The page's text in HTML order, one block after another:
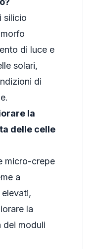
silicio
di luce e
solari,
di
la
delle celle
micro-crepe
a
la
dei moduli